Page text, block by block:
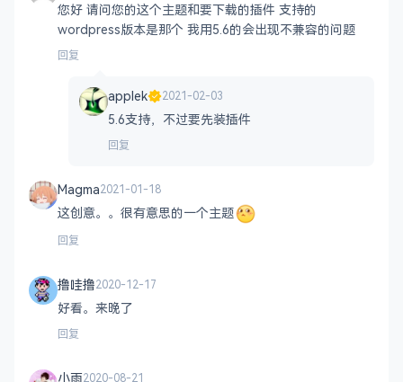
您好 请问您的这个主题和要下载的插件 支持的
wordpress版本是那个 我用5.6的会出现不兼容的问题
回复
applek 2021-02-03
5.6支持，不过要先装插件
回复
Magma2021-01-18
这创意。。很有意思的一个主题
回复
撸哇撸2020-12-17
好看。来晚了
回复
小雨2020-08-21